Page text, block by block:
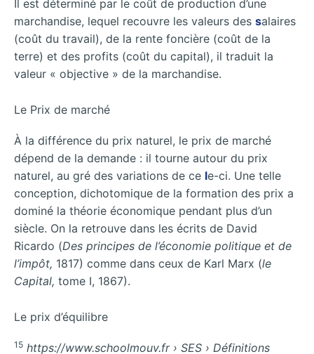
Il est déterminé par le coût de production d’une
marchandise, lequel recouvre les valeurs des salaires
(coût du travail), de la rente foncière (coût de la
terre) et des profits (coût du capital), il traduit la
valeur « objective » de la marchandise.
Le Prix de marché
À la différence du prix naturel, le prix de marché
dépend de la demande : il tourne autour du prix
naturel, au gré des variations de ce le-ci. Une telle
conception, dichotomique de la formation des prix a
dominé la théorie économique pendant plus d’un
siècle. On la retrouve dans les écrits de David
Ricardo (Des principes de l’économie politique et de
l’impôt, 1817) comme dans ceux de Karl Marx (le
Capital, tome I, 1867).
Le prix d’équilibre
15 https://www.schoolmouv.fr › SES › Définitions